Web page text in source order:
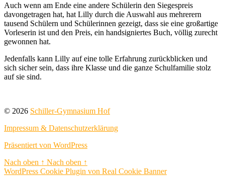
Auch wenn am Ende eine andere Schülerin den Siegespreis
davongetragen hat, hat Lilly durch die Auswahl aus mehrerern
tausend Schülern und Schülerinnen gezeigt, dass sie eine großartige
Vorleserin ist und den Preis, ein handsigniertes Buch, völlig zurecht
gewonnen hat.
Jedenfalls kann Lilly auf eine tolle Erfahrung zurückblicken und
sich sicher sein, dass ihre Klasse und die ganze Schulfamilie stolz
auf sie sind.
© 2026 Schiller-Gymnasium Hof
Impressum & Datenschutzerklärung
Präsentiert von WordPress
Nach oben ↑ Nach oben ↑
WordPress Cookie Plugin von Real Cookie Banner